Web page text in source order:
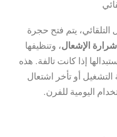
التلقائي، يتم فتح حجرة
الإشعال، وتنظيفها
إذا كانت تالفة. هذه
أو تأخر اشتعال
اليومية للفرن.